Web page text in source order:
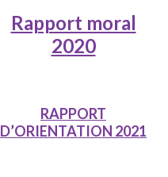
Rapport moral
2020
RAPPORT
D’ORIENTATION 2021